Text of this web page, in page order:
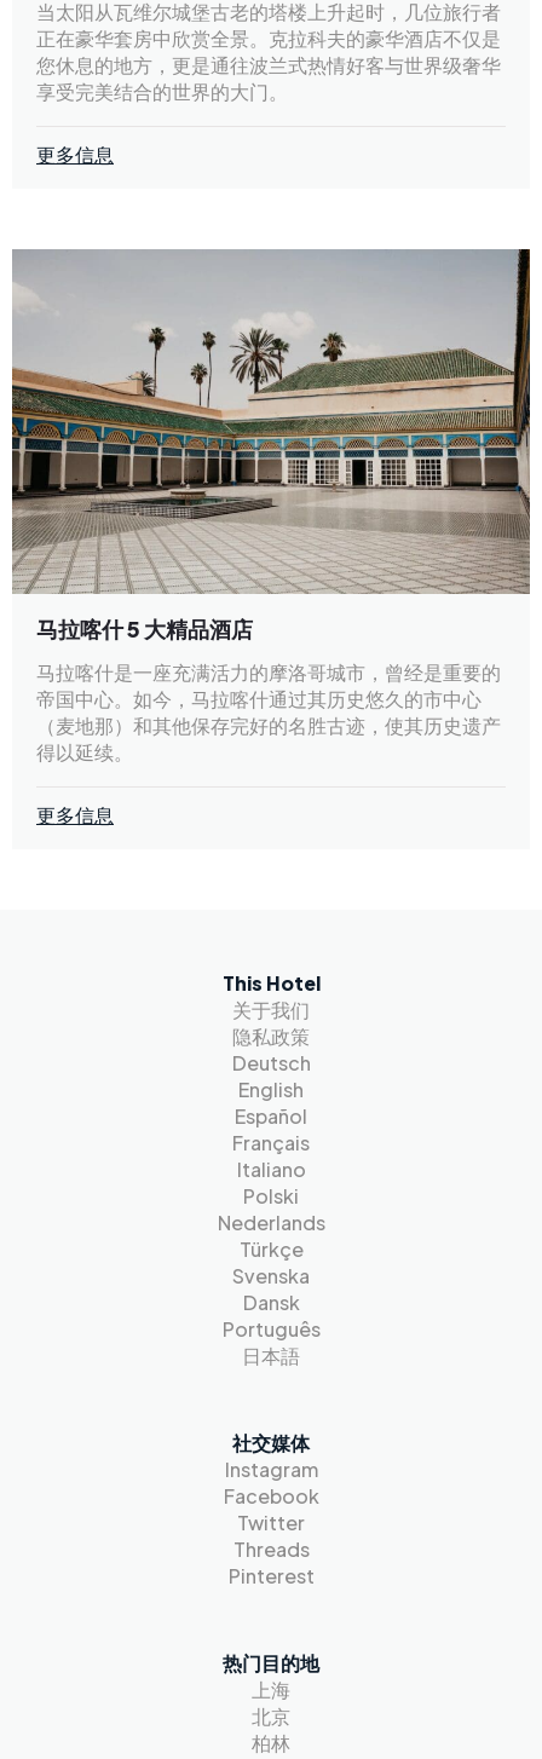
当太阳从瓦维尔城堡古老的塔楼上升起时，几位旅行者
正在豪华套房中欣赏全景。克拉科夫的豪华酒店不仅是
您休息的地方，更是通往波兰式热情好客与世界级奢华
享受完美结合的世界的大门。
更多信息
马拉喀什 5 大精品酒店
马拉喀什是一座充满活力的摩洛哥城市，曾经是重要的
帝国中心。如今，马拉喀什通过其历史悠久的市中心
（麦地那）和其他保存完好的名胜古迹，使其历史遗产
得以延续。
更多信息
This Hotel
关于我们
隐私政策
Deutsch
English
Español
Français
Italiano
Polski
Nederlands
Türkçe
Svenska
Dansk
Português
日本語
社交媒体
Instagram
Facebook
Twitter
Threads
Pinterest
热门目的地
上海
北京
柏林